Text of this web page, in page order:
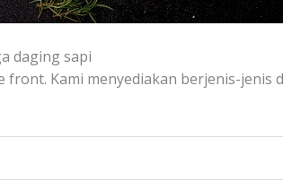
daging sapi
Kami menyediakan berjenis-jenis